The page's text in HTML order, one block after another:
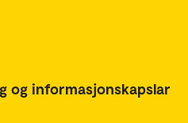
og informasjonskapslar